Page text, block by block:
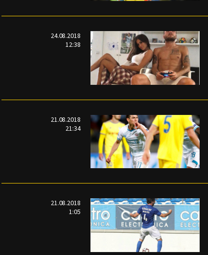
24.08.2018
12:38
21.08.2018
21:34
21.08.2018
1:05